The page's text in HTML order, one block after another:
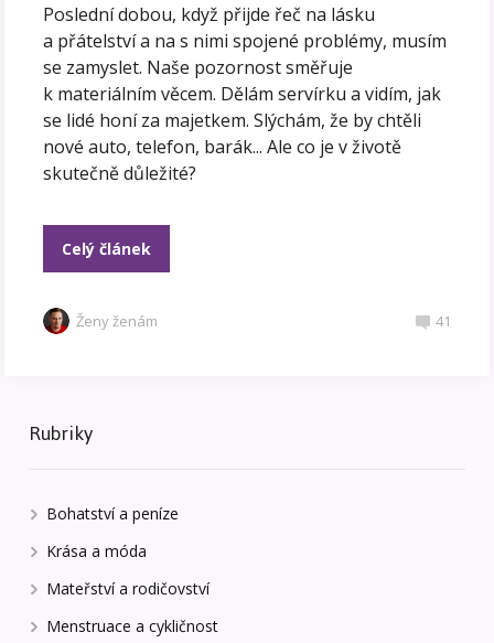
Poslední dobou, když přijde řeč na lásku
a přátelství a na s nimi spojené problémy, musím
se zamyslet. Naše pozornost směřuje
k materiálním věcem. Dělám servírku a vidím, jak
se lidé honí za majetkem. Slýchám, že by chtěli
nové auto, telefon, barák... Ale co je v životě
skutečně důležité?
Celý článek
Ženy ženám 41
Rubriky
Bohatství a peníze
Krása a móda
Mateřství a rodičovství
Menstruace a cykličnost